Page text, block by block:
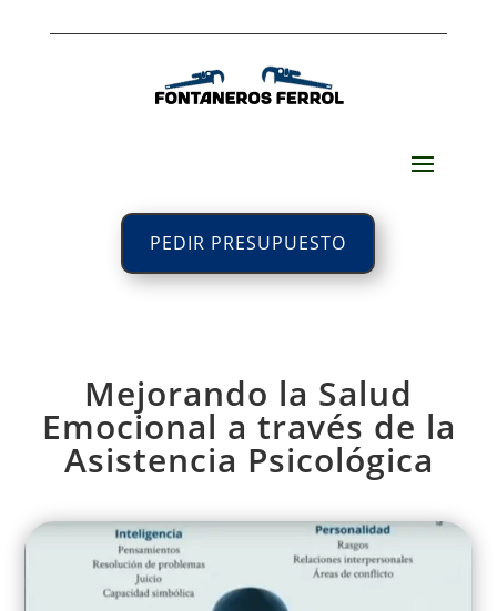
PEDIR PRESUPUESTO
Mejorando la Salud
Emocional a través de la
Asistencia Psicológica